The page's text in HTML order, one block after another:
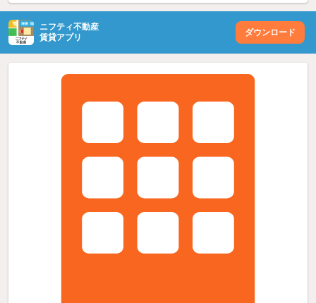
ニフティ不動産
賃貸アプリ
ダウンロード